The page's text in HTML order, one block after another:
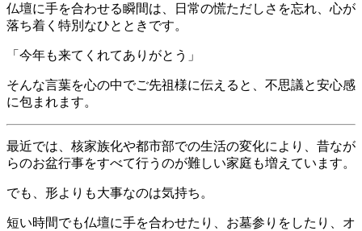
仏壇に手を合わせる瞬間は、日常の慌ただしさを忘れ、心が
落ち着く特別なひとときです。
「今年も来てくれてありがとう」
そんな言葉を心の中でご先祖様に伝えると、不思議と安心感
に包まれます。
最近では、核家族化や都市部での生活の変化により、昔なが
らのお盆行事をすべて行うのが難しい家庭も増えています。
でも、形よりも大事なのは気持ち。
短い時間でも仏壇に手を合わせたり、お墓参りをしたり、オ